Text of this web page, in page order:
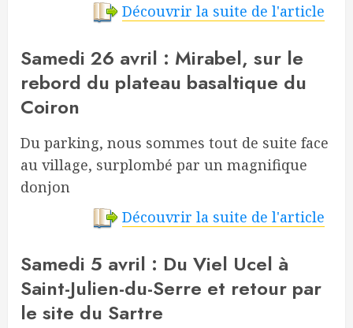
Découvrir la suite de l'article
Samedi 26 avril : Mirabel, sur le
rebord du plateau basaltique du
Coiron
Du parking, nous sommes tout de suite face
au village, surplombé par un magnifique
donjon
Découvrir la suite de l'article
Samedi 5 avril : Du Viel Ucel à
Saint-Julien-du-Serre et retour par
le site du Sartre